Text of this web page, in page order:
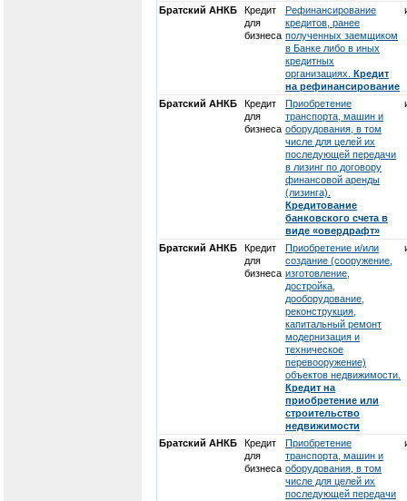
Братский АНКБ
Кредит
для
бизнеса
Рефинансирование
кредитов, ранее
полученных заемщиком
в Банке либо в иных
кредитных
организациях. Кредит
на рефинансирование
Братский АНКБ
Кредит
для
бизнеса
Приобретение
транспорта, машин и
оборудования, в том
числе для целей их
последующей передачи
в лизинг по договору
финансовой аренды
(лизинга).
Кредитование
банковского счета в
виде «овердрафт»
Братский АНКБ
Кредит
для
бизнеса
Приобретение и/или
создание (сооружение,
изготовление,
достройка,
дооборудование,
реконструкция,
капитальный ремонт
модернизация и
техническое
перевооружение)
объектов недвижимости.
Кредит на
приобретение или
строительство
недвижимости
Братский АНКБ
Кредит
для
бизнеса
Приобретение
транспорта, машин и
оборудования, в том
числе для целей их
последующей передачи